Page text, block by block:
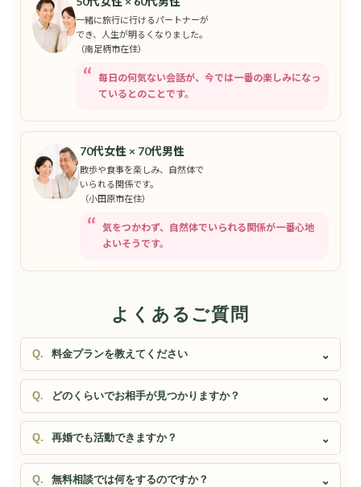
一緒に旅行に行けるパートナーが
でき、人生が明るくなりました。
（南足柄市在住）
毎日の何気ない会話が、今では一番の楽しみになっ
ているとのことです。
70代女性 × 70代男性
散歩や食事を楽しみ、自然体で
いられる関係です。
（小田原市在住）
気をつかわず、自然体でいられる関係が一番心地
よいそうです。
よくあるご質問
料金プランを教えてください
どのくらいでお相手が見つかりますか？
再婚でも活動できますか？
無料相談では何をするのですか？